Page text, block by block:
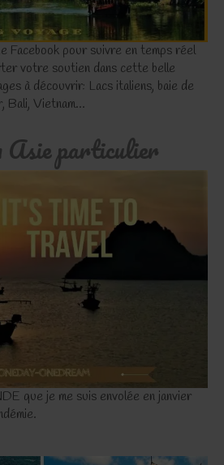
Facebook pour suivre en temps réel
votre soutien dans cette belle
à découvrir: Lacs italiens, baie de
Bali, Vietnam...
Asie particulier
que je me suis envolée en janvier